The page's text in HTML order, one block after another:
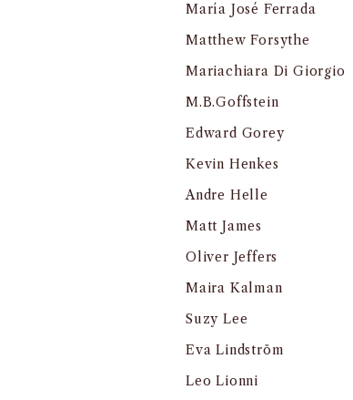
María José Ferrada
Matthew Forsythe
Mariachiara Di Giorgio
M.B.Goffstein
Edward Gorey
Kevin Henkes
Andre Helle
Matt James
Oliver Jeffers
Maira Kalman
Suzy Lee
Eva Lindström
Leo Lionni